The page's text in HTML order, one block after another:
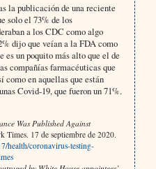
la publicación de una reciente
solo el 73% de los
a los CDC como algo
dijo que veían a la FDA como
un poquito más alto que el de
compañías farmacéuticas que
como en aquellas que están
Covid-19, que fueron un 71%.
Was Published Against
Times. 17 de septiembre de 2020.
health/coronavirus-testing-